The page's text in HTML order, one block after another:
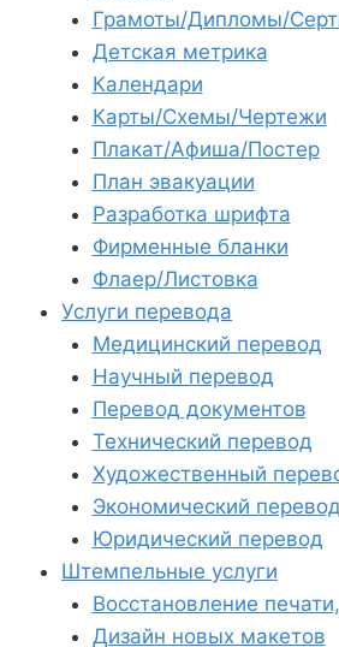
Грамоты/Дипломы/
Детская метрика
Календари
Карты/Схемы/Чертежи
Плакат/Афиша/Постер
План эвакуации
Разработка шрифта
Фирменные бланки
Флаер/Листовка
Услуги перевода
Медицинский перевод
Научный перевод
Перевод документов
Технический перевод
Художественный
Экономический перевод
Юридический перевод
Штемпельные услуги
Восстановление
Дизайн новых макетов